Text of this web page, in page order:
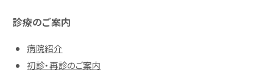
診療のご案内
病院紹介
初診・再診のご案内